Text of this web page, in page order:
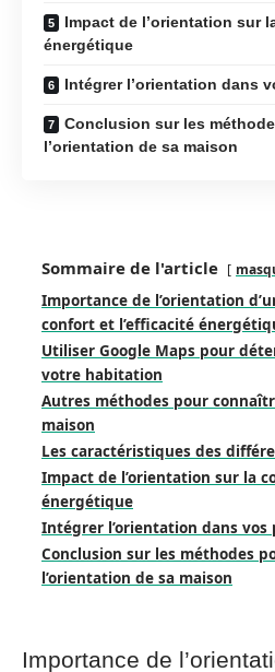
Impact de l’orientation sur
énergétique
Intégrer l’orientation dans
Conclusion sur les
l’orientation de sa maison
Sommaire de l'article
Importance de l’orientation
confort et l’efficacité
Utiliser Google Maps pour
votre habitation
Autres méthodes pour
maison
Les caractéristiques des
Impact de l’orientation sur la
énergétique
Intégrer l’orientation dans
Conclusion sur les méthodes
l’orientation de sa maison
Importance de